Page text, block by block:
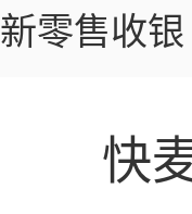
新零售收银
快